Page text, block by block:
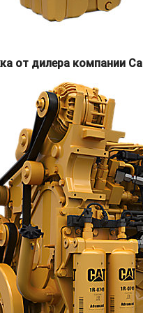
от дилера компании